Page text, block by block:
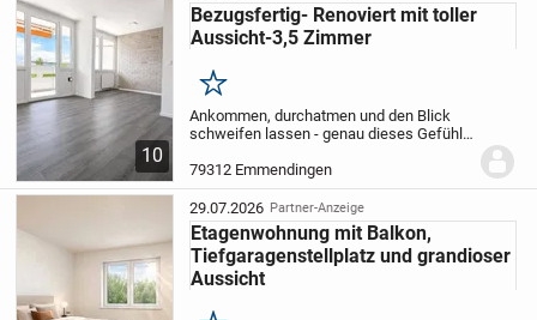
10
Bezugsfertig- Renoviert mit toller
Aussicht-3,5 Zimmer
Merken
Ankommen, durchatmen und den Blick
schweifen lassen - genau dieses Gefühl
3,5-Zimmer-Wohnung im 7.
Obergeschoss von Emmendingen Bürkle-
Bleiche.Schon beim...
79312 Emmendingen
29.07.2026 Partner-Anzeige
Etagenwohnung mit Balkon,
Tiefgaragenstellplatz und grandioser
Aussicht